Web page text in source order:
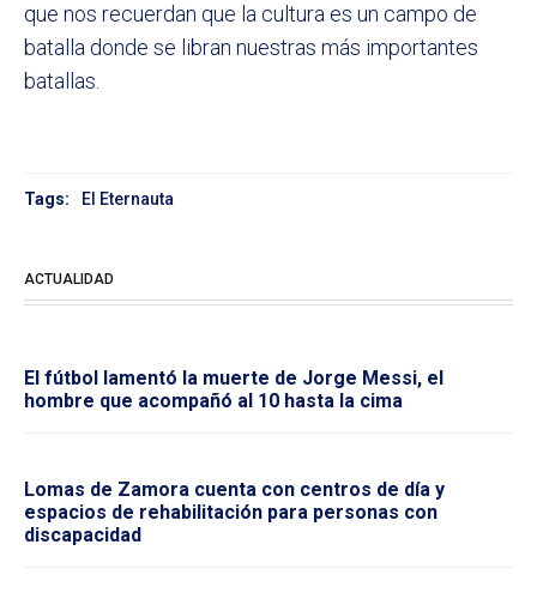
que nos recuerdan que la cultura es un campo de
batalla donde se libran nuestras más importantes
batallas.
Tags: El Eternauta
ACTUALIDAD
El fútbol lamentó la muerte de Jorge Messi, el
hombre que acompañó al 10 hasta la cima
Lomas de Zamora cuenta con centros de día y
espacios de rehabilitación para personas con
discapacidad